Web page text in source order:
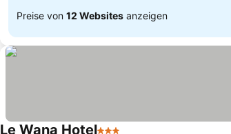
Preise von 12 Websites anzeigen
Le Wana Hotel